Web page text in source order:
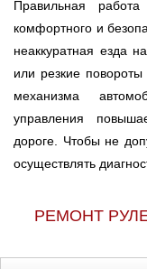
Правильная
комфортного и
неаккуратная езда
или резкие повороты
механизма
управления
дороге. Чтобы не
осуществлять
РЕМОНТ